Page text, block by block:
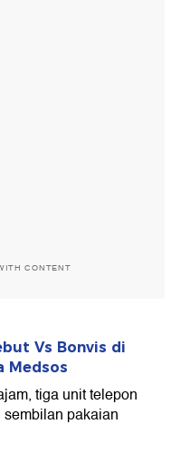
CONTENT
Vs Bonvis di
Medsos
tiga unit telepon
pakaian